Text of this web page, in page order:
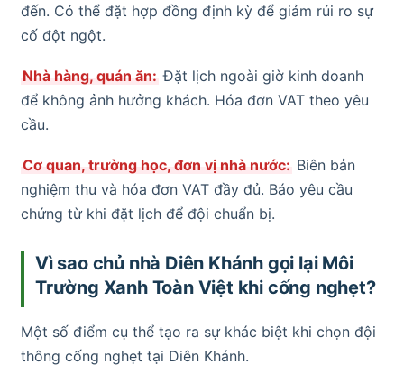
đến. Có thể đặt hợp đồng định kỳ để giảm rủi ro sự
cố đột ngột.
Nhà hàng, quán ăn: Đặt lịch ngoài giờ kinh doanh
để không ảnh hưởng khách. Hóa đơn VAT theo yêu
cầu.
Cơ quan, trường học, đơn vị nhà nước: Biên bản
nghiệm thu và hóa đơn VAT đầy đủ. Báo yêu cầu
chứng từ khi đặt lịch để đội chuẩn bị.
Vì sao chủ nhà Diên Khánh gọi lại Môi
Trường Xanh Toàn Việt khi cống nghẹt?
Một số điểm cụ thể tạo ra sự khác biệt khi chọn đội
thông cống nghẹt tại Diên Khánh.